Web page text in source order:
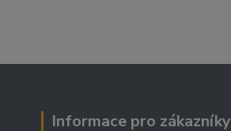
Informace pro zákazníky